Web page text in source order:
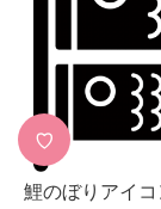
♡
鯉のぼりアイ